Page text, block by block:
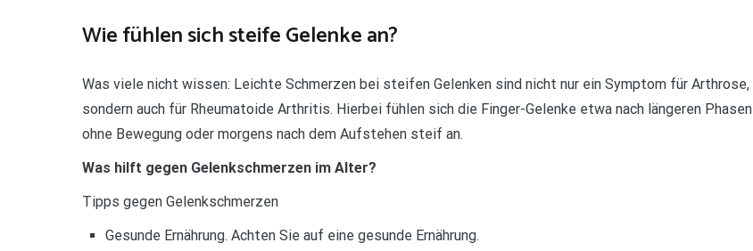
Wie fühlen sich steife Gelenke an?
Was viele nicht wissen: Leichte Schmerzen bei steifen Gelenken sind nicht nur ein Symptom für Arthrose,
sondern auch für Rheumatoide Arthritis. Hierbei fühlen sich die Finger-Gelenke etwa nach längeren Phasen
ohne Bewegung oder morgens nach dem Aufstehen steif an.
Was hilft gegen Gelenkschmerzen im Alter?
Tipps gegen Gelenkschmerzen
Gesunde Ernährung. Achten Sie auf eine gesunde Ernährung.